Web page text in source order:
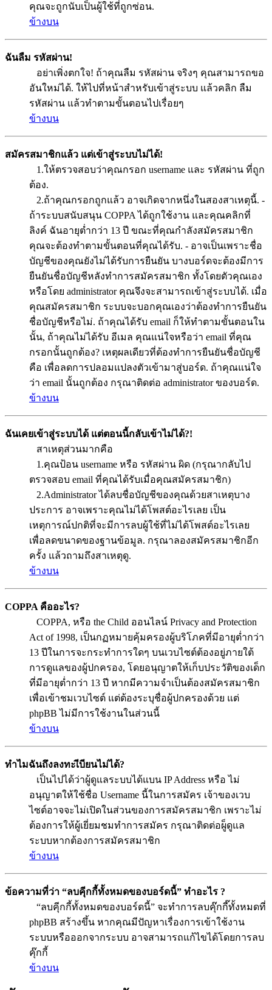
คุณจะถูกนับเป็นผู้ใช้ที่ถูกซ่อน.
ข้างบน
ฉันลืม รหัสผ่าน!
อย่าเพิ่งตกใจ! ถ้าคุณลืม รหัสผ่าน จริงๆ คุณสามารถขอ
อันใหม่ได้. ให้ไปที่หน้าสำหรับเข้าสู่ระบบ แล้วคลิก ลืม
รหัสผ่าน แล้วทำตามขั้นตอนไปเรื่อยๆ
ข้างบน
สมัครสมาชิกแล้ว แต่เข้าสู่ระบบไม่ได้!
1.ให้ตรวจสอบว่าคุณกรอก username และ รหัสผ่าน ที่ถูก
ต้อง.
2.ถ้าคุณกรอกถูกแล้ว อาจเกิดจากหนึ่งในสองสาเหตุนี้. -
ถ้าระบบสนับสนุน COPPA ได้ถูกใช้งาน และคุณคลิกที่
ลิงค์ ฉันอายุต่ำกว่า 13 ปี ขณะที่คุณกำลังสมัครสมาชิก
คุณจะต้องทำตามขั้นตอนที่คุณได้รับ. - อาจเป็นเพราะชื่อ
บัญชีของคุณยังไม่ได้รับการยืนยัน บางบอร์ดจะต้องมีการ
ยืนยันชื่อบัญชีหลังทำการสมัครสมาชิก ทั้งโดยตัวคุณเอง
หรือโดย administrator คุณจึงจะสามารถเข้าสู่ระบบได้. เมื่อ
คุณสมัครสมาชิก ระบบจะบอกคุณเองว่าต้องทำการยืนยัน
ชื่อบัญชีหรือไม่. ถ้าคุณได้รับ email ก็ให้ทำตามขั้นตอนใน
นั้น, ถ้าคุณไม่ได้รับ อีเมล คุณแน่ใจหรือว่า email ที่คุณ
กรอกนั้นถูกต้อง? เหตุผลเดียวที่ต้องทำการยืนยันชื่อบัญชี
คือ เพื่อลดการปลอมแปลงตัวเข้ามาสู่บอร์ด. ถ้าคุณแน่ใจ
ว่า email นั้นถูกต้อง กรุณาติดต่อ administrator ของบอร์ด.
ข้างบน
ฉันเคยเข้าสู่ระบบได้ แต่ตอนนี้กลับเข้าไม่ได้?!
สาเหตุส่วนมากคือ
1.คุณป้อน username หรือ รหัสผ่าน ผิด (กรุณากลับไป
ตรวจสอบ email ที่คุณได้รับเมื่อคุณสมัครสมาชิก)
2.Administrator ได้ลบชื่อบัญชีของคุณด้วยสาเหตุบาง
ประการ อาจเพราะคุณไม่ได้โพสต์อะไรเลย เป็น
เหตุการณ์ปกติที่จะมีการลบผู้ใช้ที่ไม่ได้โพสต์อะไรเลย
เพื่อลดขนาดของฐานข้อมูล. กรุณาลองสมัครสมาชิกอีก
ครั้ง แล้วถามถึงสาเหตุดู.
ข้างบน
COPPA คืออะไร?
COPPA, หรือ the Child ออนไลน์ Privacy and Protection
Act of 1998, เป็นกฏหมายคุ้มครองผู้บริโภคที่มีอายุต่ำกว่า
13 ปีในการจะกระทำการใดๆ บนเวบไซต์ต้องอยู่ภายใต้
การดูแลของผู้ปกครอง, โดยอนุญาตให้เก็บประวัติของเด็ก
ที่มีอายุต่ำกว่า 13 ปี หากมีความจำเป็นต้องสมัครสมาชิก
เพื่อเข้าชมเวบไซต์ แต่ต้องระบุชื่อผู้ปกครองด้วย แต่
phpBB ไม่มีการใช้งานในส่วนนี้
ข้างบน
ทำไมฉันถึงลงทะเีบียนไม่ได้?
เป็นไปได้ว่าผู้ดูแลระบบได้แบน IP Address หรือ ไม่
อนุญาตให้ใช้ชื่อ Username นี้ในการสมัคร เจ้าของเวบ
ไซต์อาจจะไม่เปิดในส่วนของการสมัครสมาชิก เพราะไม่
ต้องการให้ผู้เยี่ยมชมทำการสมัคร กรุณาติดต่อผู็ดูแล
ระบบหากต้องการสมัครสมาชิก
ข้างบน
ข้อความที่ว่า “ลบคุีกกี้ทั้งหมดของบอร์ดนี้” ทำอะไร ?
“ลบคุีกกี้ทั้งหมดของบอร์ดนี้” จะทำการลบคุ๊กกี๊ทั้งหมดที่
phpBB สร้างขึ้น หากคุณมีปัญหาเรื่องการเข้าใช้งาน
ระบบหรือออกจากระบบ อาจสามารถแก้ไขได้โดยการลบ
คุ๊กกี้
ข้างบน